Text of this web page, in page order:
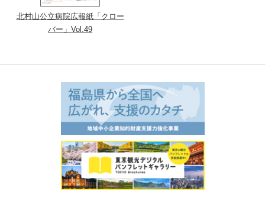
北村山公立病院広報紙「クロー
バー」Vol.49